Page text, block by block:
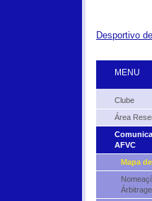
Desportivo
MENU
Clube
Área
AFVC
Mapa